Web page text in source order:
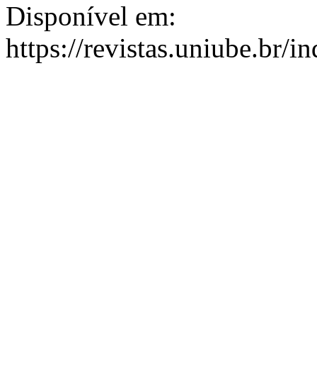
Disponível em:
https://revistas.uniube.br/